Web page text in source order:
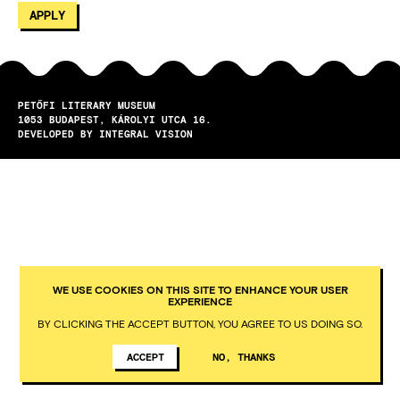
PETŐFI LITERARY MUSEUM
1053
BUDAPEST
KÁROLYI UTCA 16.
DEVELOPED BY INTEGRAL VISION
WE USE COOKIES ON THIS SITE TO ENHANCE YOUR USER
EXPERIENCE
BY CLICKING THE ACCEPT BUTTON, YOU AGREE TO US DOING SO.
ACCEPT NO, THANKS